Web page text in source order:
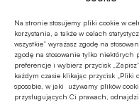
Na stronie stosujemy pliki cookie w
korzystania, a także w celach
wszystkie” wyrażasz zgodę na
zgodę na stosowanie tylko niektórych
preferencje i wybierz przycisk
każdym czasie klikając przycisk „Pliki
sposobie, w jaki używamy plików
przysługujących Ci prawach,
tym zakresie i
przyjaciół, których
potencjalnych
ważna.